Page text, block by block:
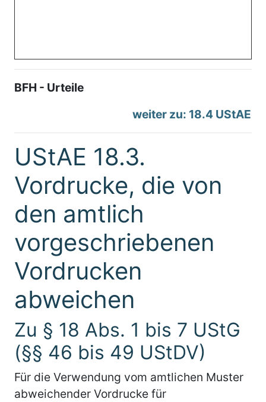
BFH - Urteile
weiter zu: 18.4 UStAE
UStAE 18.3.
Vordrucke, die von
den amtlich
vorgeschriebenen
Vordrucken
abweichen
Zu § 18 Abs. 1 bis 7 UStG
(§§ 46 bis 49 UStDV)
Für die Verwendung vom amtlichen Muster
abweichender Vordrucke für